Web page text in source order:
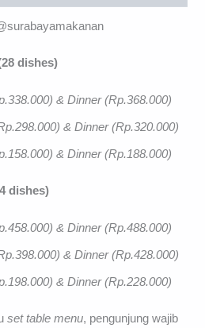
dishes)
& Dinner (Rp.368.000)
& Dinner (Rp.320.000)
& Dinner (Rp.188.000)
dishes)
& Dinner (Rp.488.000)
& Dinner (Rp.428.000)
& Dinner (Rp.228.000)
set table menu, pengunjung wajib